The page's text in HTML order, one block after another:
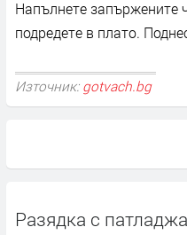
Напълнете запържените
подредете в плато.
Източник: gotvach.bg
Разядка с